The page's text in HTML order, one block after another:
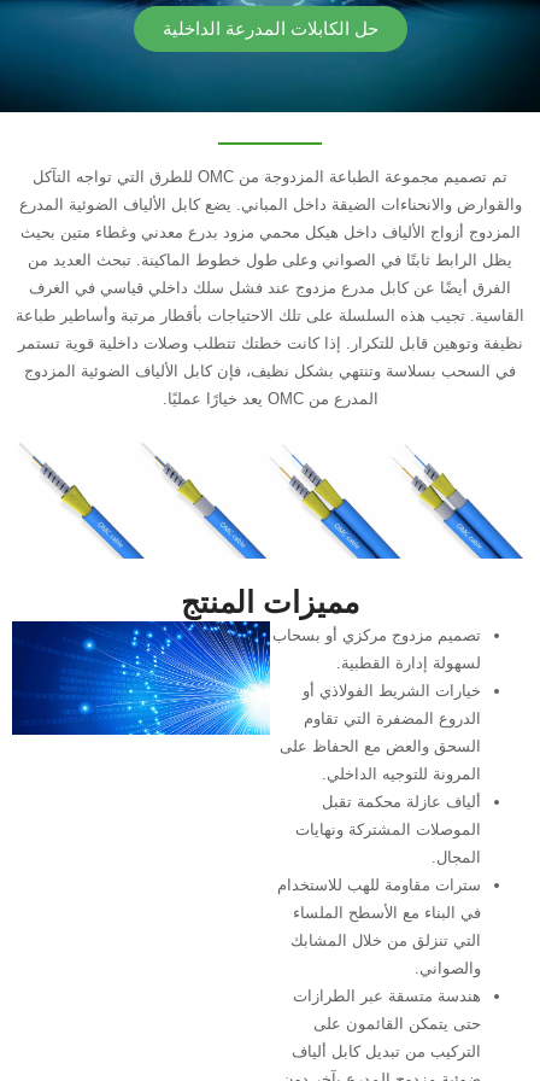
حل الكابلات المدرعة الداخلية
تم تصميم مجموعة الطباعة المزدوجة من OMC للطرق التي تواجه التآكل
والقوارض والانحناءات الضيقة داخل المباني. يضع كابل الألياف الضوئية المدرع
المزدوج أزواج الألياف داخل هيكل محمي مزود بدرع معدني وغطاء متين بحيث
يظل الرابط ثابتًا في الصواني وعلى طول خطوط الماكينة. تبحث العديد من
الفرق أيضًا عن كابل مدرع مزدوج عند فشل سلك داخلي قياسي في الغرف
القاسية. تجيب هذه السلسلة على تلك الاحتياجات بأقطار مرتبة وأساطير طباعة
نظيفة وتوهين قابل للتكرار. إذا كانت خطتك تتطلب وصلات داخلية قوية تستمر
في السحب بسلاسة وتنتهي بشكل نظيف، فإن كابل الألياف الضوئية المزدوج
المدرع من OMC يعد خيارًا عمليًا.
مميزات المنتج
تصميم مزدوج مركزي أو بسحاب
لسهولة إدارة القطبية.
خيارات الشريط الفولاذي أو
الدروع المضفرة التي تقاوم
السحق والعض مع الحفاظ على
المرونة للتوجيه الداخلي.
ألياف عازلة محكمة تقبل
الموصلات المشتركة ونهايات
المجال.
سترات مقاومة للهب للاستخدام
في البناء مع الأسطح الملساء
التي تنزلق من خلال المشابك
والصواني.
هندسة متسقة عبر الطرازات
حتى يتمكن القائمون على
التركيب من تبديل كابل ألياف